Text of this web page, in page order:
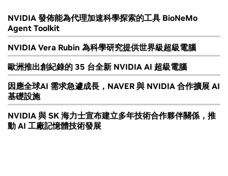
NVIDIA 發佈能為代理加速科學探索的工具 BioNeMo
Agent Toolkit
NVIDIA Vera Rubin 為科學研究提供世界級超級電腦
歐洲推出創紀錄的 35 台全新 NVIDIA AI 超級電腦
因應全球AI 需求急遽成長，NAVER 與 NVIDIA 合作擴展 AI
基礎設施
NVIDIA 與 SK 海力士宣布建立多年技術合作夥伴關係，推
動 AI 工廠記憶體技術發展